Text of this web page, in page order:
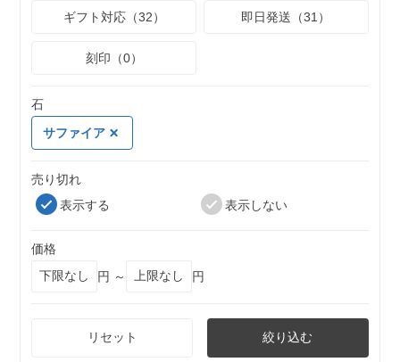
ギフト対応（32） 即日発送（31）
刻印（0）
石
サファイア
売り切れ
表示する
表示しない
価格
円 ～
円
リセット 絞り込む